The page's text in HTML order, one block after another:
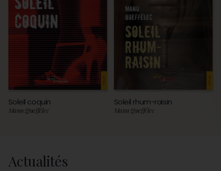
Soleil coquin
Manu Queffélec
Soleil rhum-raisin
Manu Queffélec
Actualités